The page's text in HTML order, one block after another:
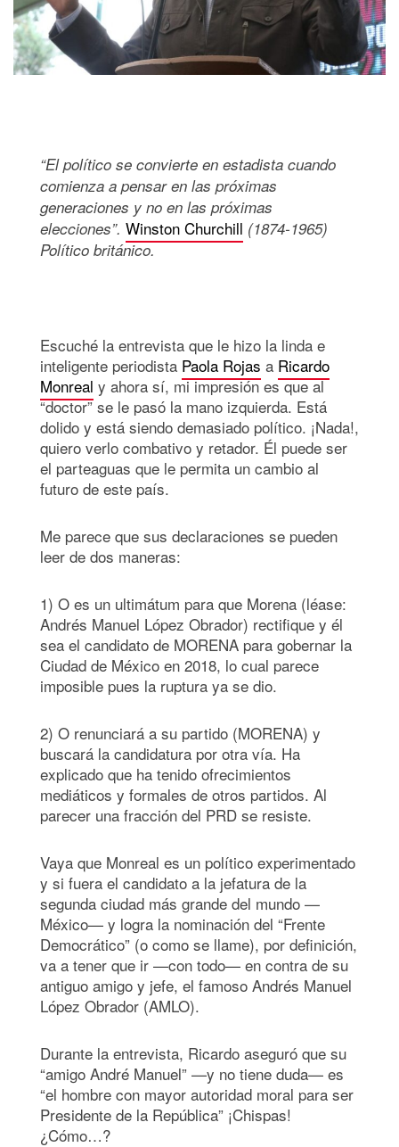
“El político se convierte en estadista cuando
comienza a pensar en las próximas
generaciones y no en las próximas
elecciones”. Winston Churchill (1874-1965)
Político británico.
Escuché la entrevista que le hizo la linda e
inteligente periodista Paola Rojas a Ricardo
Monreal y ahora sí, mi impresión es que al
“doctor” se le pasó la mano izquierda. Está
dolido y está siendo demasiado político. ¡Nada!,
quiero verlo combativo y retador. Él puede ser
el parteaguas que le permita un cambio al
futuro de este país.
Me parece que sus declaraciones se pueden
leer de dos maneras:
1) O es un ultimátum para que Morena (léase:
Andrés Manuel López Obrador) rectifique y él
sea el candidato de MORENA para gobernar la
Ciudad de México en 2018, lo cual parece
imposible pues la ruptura ya se dio.
2) O renunciará a su partido (MORENA) y
buscará la candidatura por otra vía. Ha
explicado que ha tenido ofrecimientos
mediáticos y formales de otros partidos. Al
parecer una fracción del PRD se resiste.
Vaya que Monreal es un político experimentado
y si fuera el candidato a la jefatura de la
segunda ciudad más grande del mundo —
México— y logra la nominación del “Frente
Democrático” (o como se llame), por definición,
va a tener que ir —con todo— en contra de su
antiguo amigo y jefe, el famoso Andrés Manuel
López Obrador (AMLO).
Durante la entrevista, Ricardo aseguró que su
“amigo André Manuel” —y no tiene duda— es
“el hombre con mayor autoridad moral para ser
Presidente de la República” ¡Chispas!
¿Cómo…?